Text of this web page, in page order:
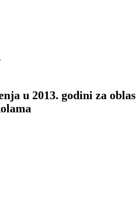
u 2013. godini za